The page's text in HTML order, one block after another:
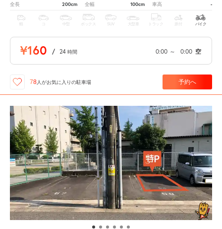
全長 200cm 全幅 100cm 車高 -
軽 中型 ボックス SUV 大型車 トラック 原付 バイク
¥160 / 24 時間 0:00 ～ 0:00 空
78人がお気に入りの駐車場 予約へ